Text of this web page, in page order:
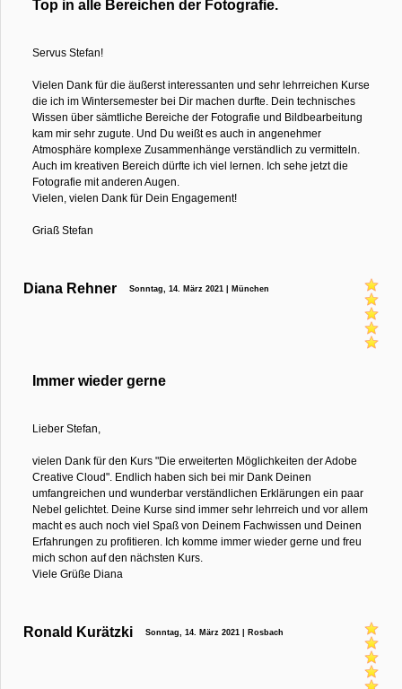
Top in alle Bereichen der Fotografie.
Servus Stefan!
Vielen Dank für die äußerst interessanten und sehr lehrreichen Kurse
die ich im Wintersemester bei Dir machen durfte. Dein technisches
Wissen über sämtliche Bereiche der Fotografie und Bildbearbeitung
kam mir sehr zugute. Und Du weißt es auch in angenehmer
Atmosphäre komplexe Zusammenhänge verständlich zu vermitteln.
Auch im kreativen Bereich dürfte ich viel lernen. Ich sehe jetzt die
Fotografie mit anderen Augen.
Vielen, vielen Dank für Dein Engagement!
Griaß Stefan
Diana Rehner Sonntag, 14. März 2021 | München
Immer wieder gerne
Lieber Stefan,
vielen Dank für den Kurs "Die erweiterten Möglichkeiten der Adobe
Creative Cloud". Endlich haben sich bei mir Dank Deinen
umfangreichen und wunderbar verständlichen Erklärungen ein paar
Nebel gelichtet. Deine Kurse sind immer sehr lehrreich und vor allem
macht es auch noch viel Spaß von Deinem Fachwissen und Deinen
Erfahrungen zu profitieren. Ich komme immer wieder gerne und freu
mich schon auf den nächsten Kurs.
Viele Grüße Diana
Ronald Kurätzki Sonntag, 14. März 2021 | Rosbach